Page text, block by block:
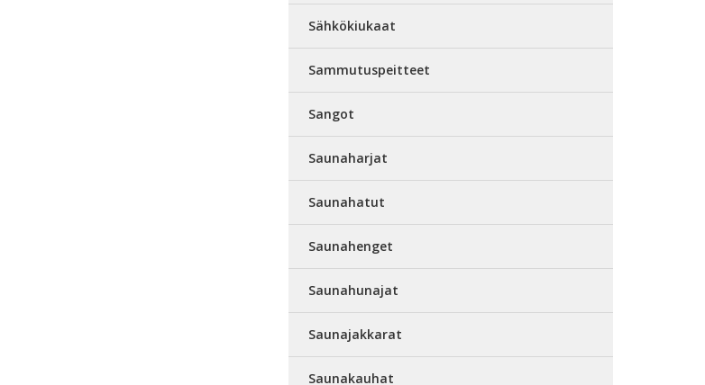
Sähkökiukaat
Sammutuspeitteet
Sangot
Saunaharjat
Saunahatut
Saunahenget
Saunahunajat
Saunajakkarat
Saunakauhat